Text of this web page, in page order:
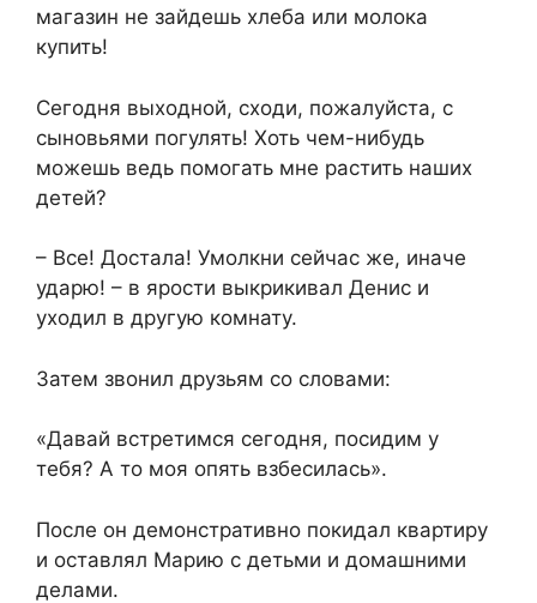
магазин не зайдешь хлеба или молока
купить!
Сегодня выходной, сходи, пожалуйста, с
сыновьями погулять! Хоть чем-нибудь
можешь ведь помогать мне растить наших
детей?
– Все! Достала! Умолкни сейчас же, иначе
ударю! – в ярости выкрикивал Денис и
уходил в другую комнату.
Затем звонил друзьям со словами:
«Давай встретимся сегодня, посидим у
тебя? А то моя опять взбесилась».
После он демонстративно покидал квартиру
и оставлял Марию с детьми и домашними
делами.